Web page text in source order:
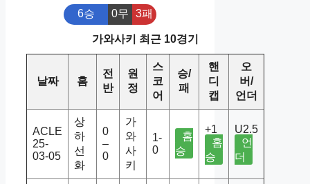
6승 0무 3패
가와사키 최근 10경기
날짜 홈
전
반
원
정
스
코
어
승/
패
핸
디
캡
오
버/
언더
ACLE
25-
03-05
상
하
선
화
0
–
0
가
와
사
키
1-
0
홈
승
+1
홈
승
U2.5
언
더